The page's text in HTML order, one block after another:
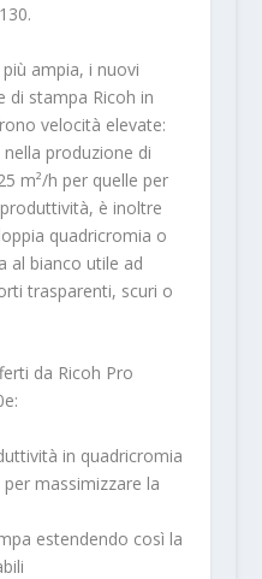
ampia, i nuovi
di stampa Ricoh in
velocità elevate:
produzione di
m²/h per quelle per
è inoltre
quadricromia o
al bianco utile ad
trasparenti, scuri o
da Ricoh Pro
in quadricromia
massimizzare la
estendendo così la